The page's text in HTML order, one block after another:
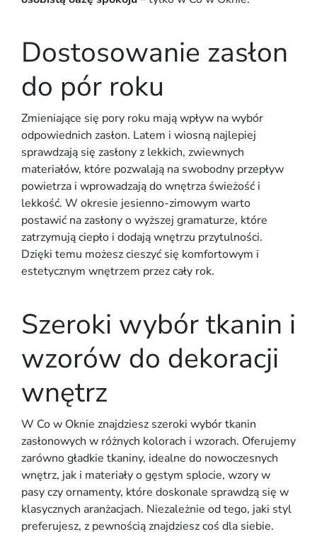
Dostosowanie zasłon
do pór roku
Zmieniające się pory roku mają wpływ na wybór
odpowiednich zasłon. Latem i wiosną najlepiej
sprawdzają się zasłony z lekkich, zwiewnych
materiałów, które pozwalają na swobodny przepływ
powietrza i wprowadzają do wnętrza świeżość i
lekkość. W okresie jesienno-zimowym warto
postawić na zasłony o wyższej gramaturze, które
zatrzymują ciepło i dodają wnętrzu przytulności.
Dzięki temu możesz cieszyć się komfortowym i
estetycznym wnętrzem przez cały rok.
Szeroki wybór tkanin i
wzorów do dekoracji
wnętrz
W Co w Oknie znajdziesz szeroki wybór tkanin
zasłonowych w różnych kolorach i wzorach. Oferujemy
zarówno gładkie tkaniny, idealne do nowoczesnych
wnętrz, jak i materiały o gęstym splocie, wzory w
pasy czy ornamenty, które doskonale sprawdzą się w
klasycznych aranżacjach. Niezależnie od tego, jaki styl
preferujesz, z pewnością znajdziesz coś dla siebie.